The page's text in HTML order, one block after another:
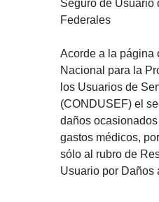
Seguro de Usuario
Federales
Acorde a la página
Nacional para la
los Usuarios de
(CONDUSEF) el
daños
gastos médicos,
sólo al rubro de
Usuario por Daños